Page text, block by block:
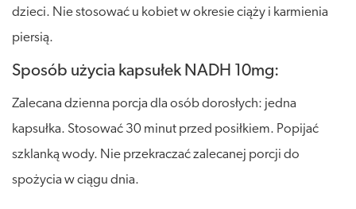
dzieci. Nie stosować u kobiet w okresie ciąży i karmienia
piersią.
Sposób użycia kapsułek NADH 10mg:
Zalecana dzienna porcja dla osób dorosłych: jedna
kapsułka. Stosować 30 minut przed posiłkiem. Popijać
szklanką wody. Nie przekraczać zalecanej porcji do
spożycia w ciągu dnia.